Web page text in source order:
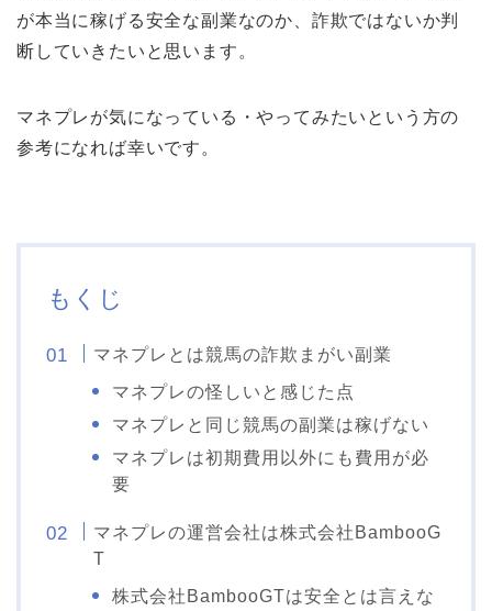
が本当に稼げる安全な副業なのか、詐欺ではないか判
断していきたいと思います。
マネプレが気になっている・やってみたいという方の
参考になれば幸いです。
もくじ
マネプレとは競馬の詐欺まがい副業
マネプレの怪しいと感じた点
マネプレと同じ競馬の副業は稼げない
マネプレは初期費用以外にも費用が必
要
マネプレの運営会社は株式会社BambooG
T
株式会社BambooGTは安全とは言えな